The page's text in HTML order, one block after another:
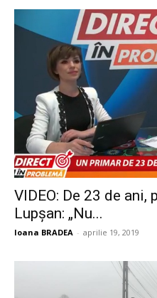
VIDEO: De 23 de ani,
Lupșan: „Nu...
Ioana BRADEA - aprilie 19, 2019